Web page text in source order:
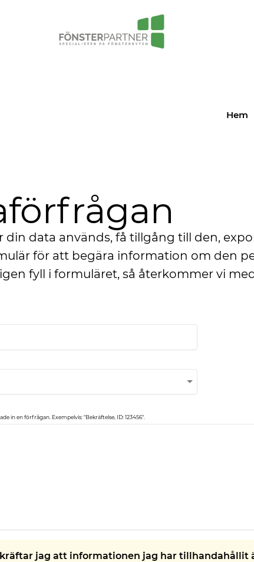
Hem
data används, få tillgång till den,
för att begära information om den
fyll i formuläret, så återkommer vi
in en förfrågan. Exempelvis: "Bekräftelse, ID: 123456".
jag att informationen jag har tillhandahållit